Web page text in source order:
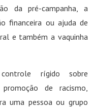
da pré-campanha, a
financeira ou ajuda de
e também a vaquinha
rígido sobre
de racismo,
uma pessoa ou grupo